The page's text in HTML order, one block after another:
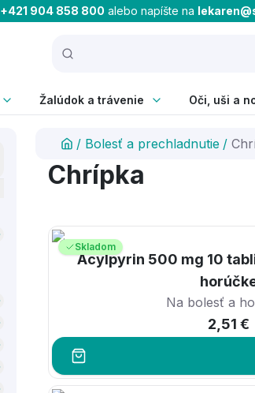
+421 904 858 800 alebo napíšte na
Žalúdok a trávenie Oči, uši a
/ Bolesť a prechladnutie /
Chrípka
Skladom
Acylpyrin 500 mg 10
Na bolesť a
2,51 €